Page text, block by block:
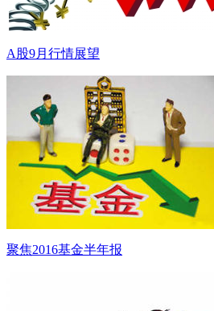
A股9月行情展望
聚焦2016基金半年报